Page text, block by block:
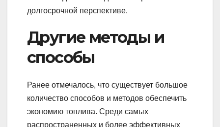
долгосрочной перспективе.
Другие методы и
способы
Ранее отмечалось, что существует большое
количество способов и методов обеспечить
экономию топлива. Среди самых
распространенных и более эффективных